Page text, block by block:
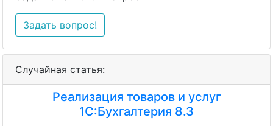
Задать вопрос!
Случайная статья:
Реализация товаров и услуг
1С:Бухгалтерия 8.3